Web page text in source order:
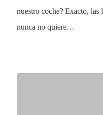
nuestro coche? Exacto, las
nunca no quiere…